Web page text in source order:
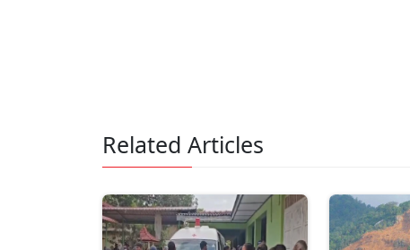
Related Articles